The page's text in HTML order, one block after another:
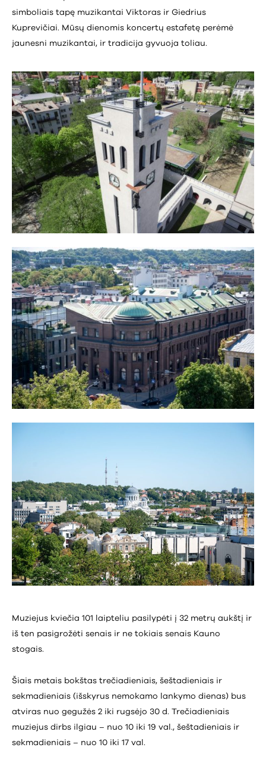
simboliais tapę muzikantai Viktoras ir Giedrius
Kuprevičiai. Mūsų dienomis koncertų estafetę perėmė
jaunesni muzikantai, ir tradicija gyvuoja toliau.
Muziejus kviečia 101 laipteliu pasilypėti į 32 metrų aukštį ir
iš ten pasigrožėti senais ir ne tokiais senais Kauno
stogais.
Šiais metais bokštas trečiadieniais, šeštadieniais ir
sekmadieniais (išskyrus nemokamo lankymo dienas) bus
atviras nuo gegužės 2 iki rugsėjo 30 d. Trečiadieniais
muziejus dirbs ilgiau – nuo 10 iki 19 val., šeštadieniais ir
sekmadieniais – nuo 10 iki 17 val.